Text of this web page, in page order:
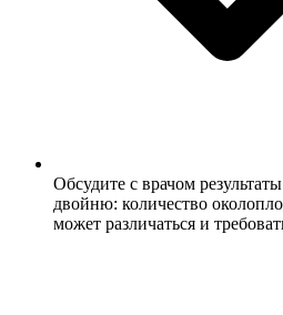
Обсудите с врачом
двойню: количество
может различаться и